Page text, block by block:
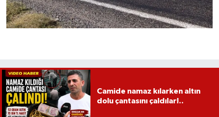
Camide namaz kılarken altın
dolu çantasını çaldılar!..